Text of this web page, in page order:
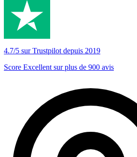
4.7/5 sur Trustpilot depuis 2019
Score Excellent sur plus de 900 avis